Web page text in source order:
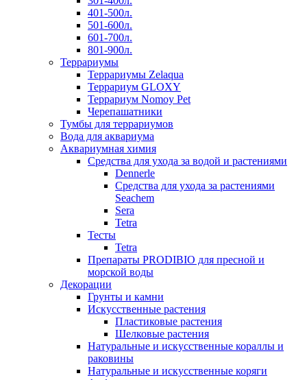
401-500л.
501-600л.
601-700л.
801-900л.
Террариумы
Террариумы Zelaqua
Террариум GLOXY
Террариум Nomoy Pet
Черепашатники
Тумбы для террариумов
Вода для аквариума
Аквариумная химия
Средства для ухода за водой и растениями
Dennerle
Средства для ухода за растениями
Seachem
Sera
Tetra
Тесты
Tetra
Препараты PRODIBIO для пресной и
морской воды
Декорации
Грунты и камни
Искусственные растения
Пластиковые растения
Шелковые растения
Натуральные и искусственные кораллы и
раковины
Натуральные и искусственные коряги